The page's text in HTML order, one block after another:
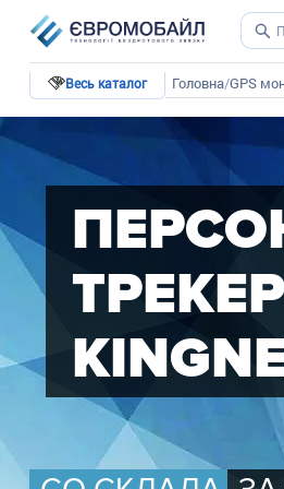
Весь каталог Головна/GPS
ТРЕКЕР